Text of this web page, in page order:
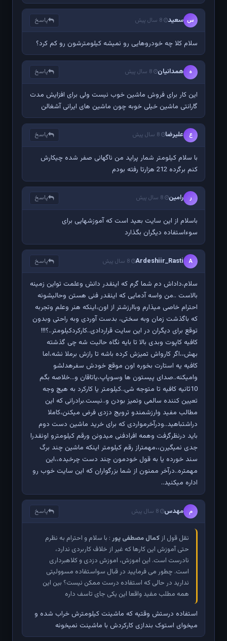
س سعید 8 سال پیش پاسخ
سلام کلا چه خودروهایی رو نمیشه کیلومترشون رو کم کرد؟
ه همدانیان 8 سال پیش پاسخ
این کار برای فروش ماشین خوب نیست ولی برای افزایش مدت
گارانتی ماشین خیلی خوبه چون ماشین های ایرانی آشغالن
ع علیرضا 8 سال پیش پاسخ
با سلام کیلومتر شمار پراید من ناگهانی صفر شده چیکارش
کنم برگرده 212 هزارتا رفته بودم
ر رامین 8 سال پیش پاسخ
باسلام از این سایت بعید است که آموزشهایی برای
سوءاستفاده دیگران بگذارد
A
Ardeshiir_Rasti 8 سال پیش پاسخ
سلام،داداش دم شما گرم که اینقدر دانش وعلمت تواین زمینه
بالاست ..من واسه آدمایی که اینقدر فنی هستن وحالیشونه
احترام خاصی میذارم وباارزشتر از اون،اینکه هنر وعلم وتجربه
که باگذشت زمان وبه سختی، بدست آوردی وبه راحتی وبدون
توقع برای دیگران در این سایت قراردادی..کارکردکیلومتر..؟!!!
کافیه کاپوت وبدی بالا تا بایه نگاه حالیت شه چی گذشته
بهش،،اگر کارواش تمیزش کرده باشه تا رازش برملا نشه،اما
کافیه یه استارت بخوره اون موقع خودش سفرهدلشو
وامیکنه..صدای پیستون ها وسوپاپ،یاتاقان و...خلاصه بگم
10ثانیه کافیه تا متوجه شی..کیلومتر یا کارکرد به هیچ وجه
تعیین کننده سالمی وتمیز بودن و..نیست.برادرانی که این
مطالب مفید وارزشمندو ترویج دزدی فرض میکنن،کاملا
دراشتباهید..ودرآخرمواردی که برای خرید ماشین دست دوم
باید درنظرگرفت وهمه افرادفنی میدونن ورقم کیلومترو اونقدرا
جدی نمیگیرن،،مهمتراز رقم کیلومتر اینکه ماشین چند برگ
سند خورده یا به قول خودمون چند دست چرخیده،،این
مهمتره..درآخر ممنون از شما بزرگواران که این سایت خوب رو
اداره میکنید..
م مهدس 8 سال پیش پاسخ
نقل قول از کمال مصطفی پور: با سلام و احترام به نظرم
حتی آموزش این کارها که غیر از خلاف کاربردی ندارد،
نادرست است. این اموزش، اموزش دزدی و کلاهبرداری
است. چطور می فرمایید در قبال سواستفاده مسوولیتی
ندارید در حالی که استفاده درست ممکن نیست؟ بین این
همه مطلب مفید واقعا این یکی جای تاسف داره
استفاده درستش وقتیه که ماشینت کیلومترش خراب شده و
میخوای استوک بندازی کارکردش با ماشینت نمیخونه